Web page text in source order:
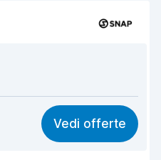
8,8
8,9
Vedi offerte